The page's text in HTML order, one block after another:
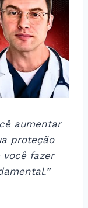
aumentar
proteção
você fazer